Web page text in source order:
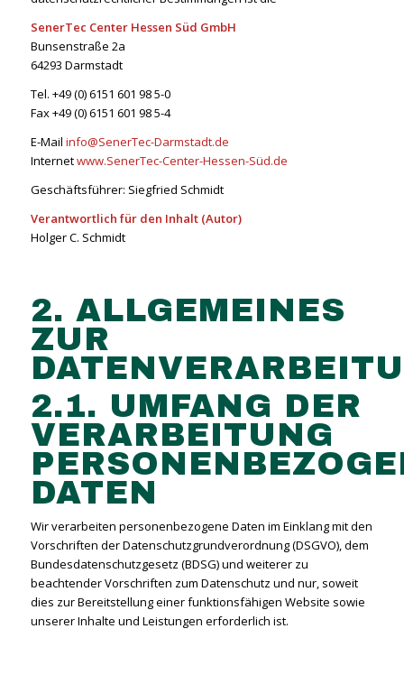
SenerTec Center Hessen Süd GmbH
Bunsenstraße 2a
64293 Darmstadt
Tel. +49 (0) 6151 601 98 5-0
Fax +49 (0) 6151 601 98 5-4
E-Mail info@SenerTec-Darmstadt.de
Internetwww.SenerTec-Center-Hessen-Süd.de
Geschäftsführer: Siegfried Schmidt
Verantwortlich für den Inhalt (Autor)
Holger C. Schmidt
2. ALLGEMEINES
ZUR
2.1. UMFANG DER
VERARBEITUNG
DATEN
Wir verarbeiten personenbezogene Daten im Einklang mit den
Vorschriften der Datenschutzgrundverordnung (DSGVO), dem
Bundesdatenschutzgesetz (BDSG) und weiterer zu
beachtender Vorschriften zum Datenschutz und nur, soweit
dies zur Bereitstellung einer funktionsfähigen Website sowie
unserer Inhalte und Leistungen erforderlich ist.